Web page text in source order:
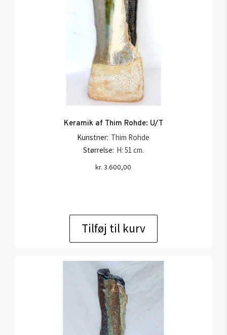
Keramik af Thim Rohde: U/T
Kunstner: Thim Rohde
Størrelse: H: 51 cm.
kr. 3.600,00
Tilføj til kurv